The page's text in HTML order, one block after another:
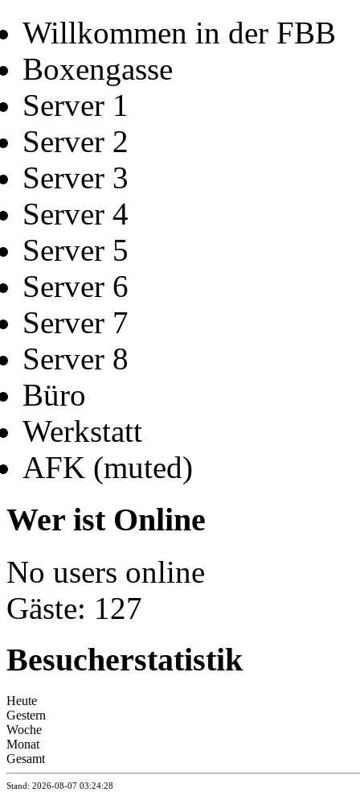
Willkommen in der FBB
Boxengasse
Server 1
Server 2
Server 3
Server 4
Server 5
Server 6
Server 7
Server 8
Büro
Werkstatt
AFK (muted)
Wer ist Online
No users online
Gäste: 127
Besucherstatistik
Heute
Gestern
Woche
Monat
Gesamt
Stand: 2026-08-07 03:24:28